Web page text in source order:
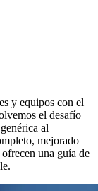
y equipos con el
el desafío
al
mejorado
una guía de